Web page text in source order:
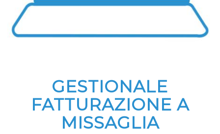
GESTIONALE
FATTURAZIONE A
MISSAGLIA